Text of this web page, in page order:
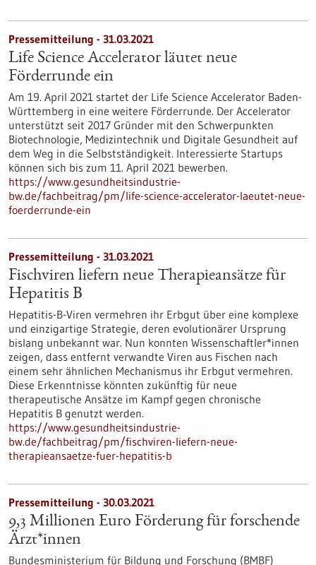
Pressemitteilung - 31.03.2021
Life Science Accelerator läutet neue
Förderrunde ein
Am 19. April 2021 startet der Life Science Accelerator Baden-
Württemberg in eine weitere Förderrunde. Der Accelerator
unterstützt seit 2017 Gründer mit den Schwerpunkten
Biotechnologie, Medizintechnik und Digitale Gesundheit auf
dem Weg in die Selbstständigkeit. Interessierte Startups
können sich bis zum 11. April 2021 bewerben.
https://www.gesundheitsindustrie-
bw.de/fachbeitrag/pm/life-science-accelerator-laeutet-neue-
foerderrunde-ein
Pressemitteilung - 31.03.2021
Fischviren liefern neue Therapieansätze für
Hepatitis B
Hepatitis-B-Viren vermehren ihr Erbgut über eine komplexe
und einzigartige Strategie, deren evolutionärer Ursprung
bislang unbekannt war. Nun konnten Wissenschaftler*innen
zeigen, dass entfernt verwandte Viren aus Fischen nach
einem sehr ähnlichen Mechanismus ihr Erbgut vermehren.
Diese Erkenntnisse könnten zukünftig für neue
therapeutische Ansätze im Kampf gegen chronische
Hepatitis B genutzt werden.
https://www.gesundheitsindustrie-
bw.de/fachbeitrag/pm/fischviren-liefern-neue-
therapieansaetze-fuer-hepatitis-b
Pressemitteilung - 30.03.2021
9,3 Millionen Euro Förderung für forschende
Ärzt*innen
Bundesministerium für Bildung und Forschung (BMBF)